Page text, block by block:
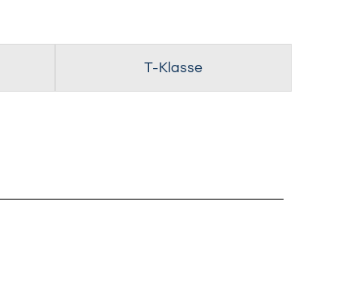
T-Klasse